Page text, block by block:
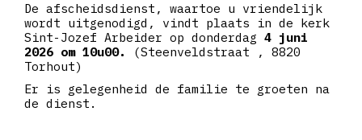
De afscheidsdienst, waartoe u vriendelijk
wordt uitgenodigd, vindt plaats in de kerk
Sint-Jozef Arbeider op donderdag 4 juni
2026 om 10u00.
(Steenveldstraat , 8820
Torhout)
Er is gelegenheid de familie te groeten na
de dienst.